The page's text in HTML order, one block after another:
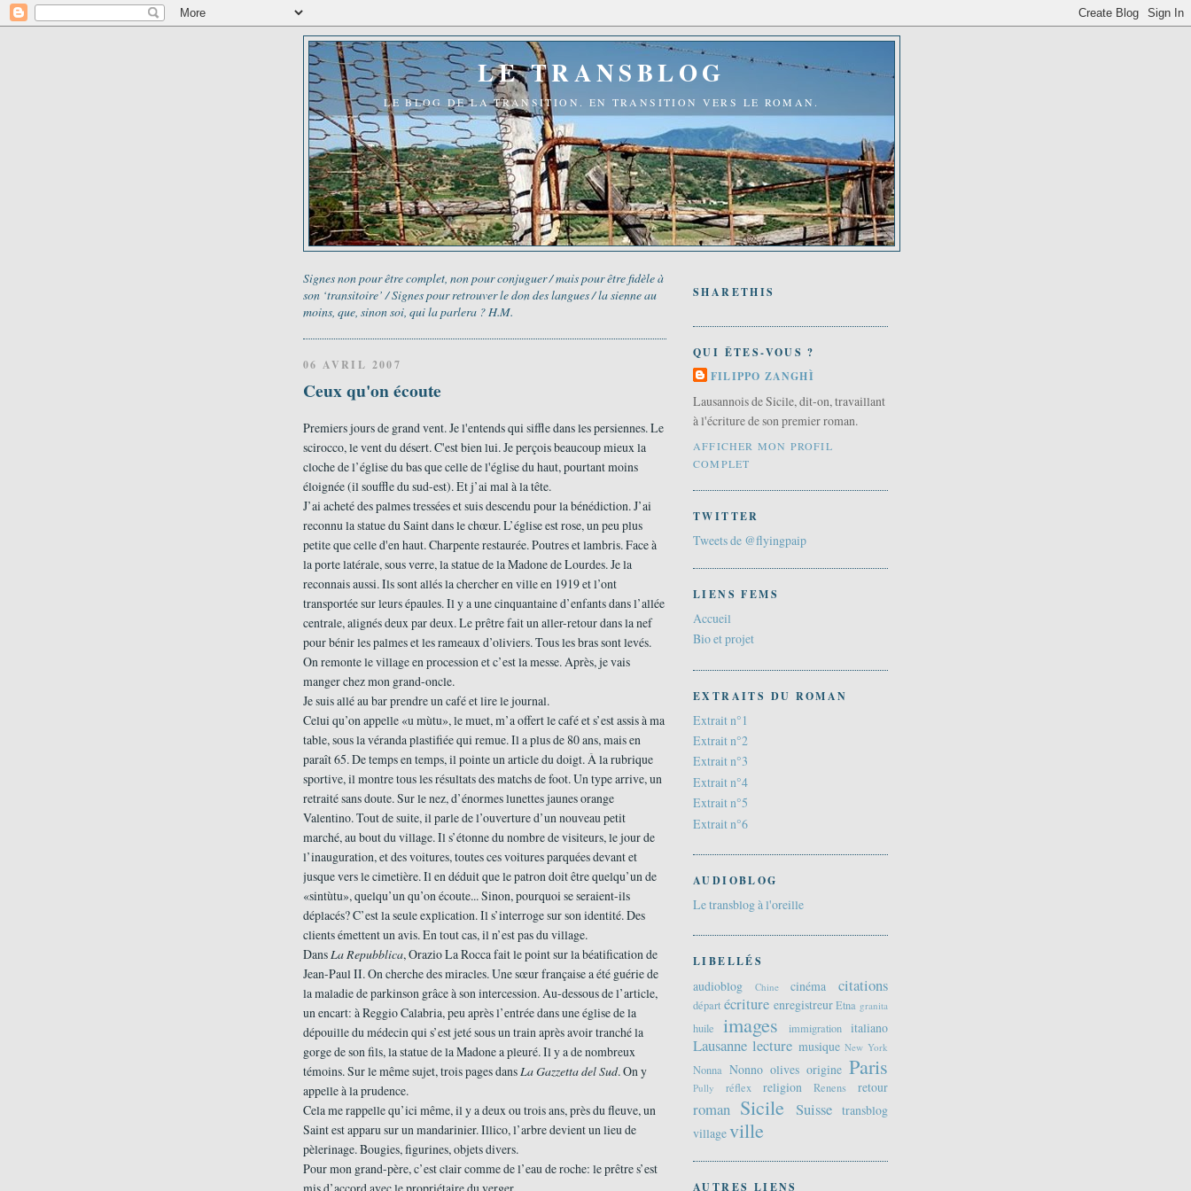
LE TRANSBLOG
LE BLOG DE LA TRANSITION. EN TRANSITION VERS LE ROMAN.
Signes non pour être complet, non pour conjuguer / mais pour être fidèle à
son ‘transitoire’ / Signes pour retrouver le don des langues / la sienne au
moins, que, sinon soi, qui la parlera ? H.M.
06 AVRIL 2007
Ceux qu'on écoute
Premiers jours de grand vent. Je l'entends qui siffle dans les persiennes. Le
scirocco, le vent du désert. C'est bien lui. Je perçois beaucoup mieux la
cloche de l’église du bas que celle de l'église du haut, pourtant moins
éloignée (il souffle du sud-est). Et j’ai mal à la tête.
J’ai acheté des palmes tressées et suis descendu pour la bénédiction. J’ai
reconnu la statue du Saint dans le chœur. L’église est rose, un peu plus
petite que celle d'en haut. Charpente restaurée. Poutres et lambris. Face à
la porte latérale, sous verre, la statue de la Madone de Lourdes. Je la
reconnais aussi. Ils sont allés la chercher en ville en 1919 et l’ont
transportée sur leurs épaules. Il y a une cinquantaine d’enfants dans l’allée
centrale, alignés deux par deux. Le prêtre fait un aller-retour dans la nef
pour bénir les palmes et les rameaux d’oliviers. Tous les bras sont levés.
On remonte le village en procession et c’est la messe. Après, je vais
manger chez mon grand-oncle.
Je suis allé au bar prendre un café et lire le journal.
Celui qu’on appelle «u mùtu», le muet, m’a offert le café et s’est assis à ma
table, sous la véranda plastifiée qui remue. Il a plus de 80 ans, mais en
paraît 65. De temps en temps, il pointe un article du doigt. À la rubrique
sportive, il montre tous les résultats des matchs de foot. Un type arrive, un
retraité sans doute. Sur le nez, d’énormes lunettes jaunes orange
Valentino. Tout de suite, il parle de l’ouverture d’un nouveau petit
marché, au bout du village. Il s’étonne du nombre de visiteurs, le jour de
l’inauguration, et des voitures, toutes ces voitures parquées devant et
jusque vers le cimetière. Il en déduit que le patron doit être quelqu’un de
«sintùtu», quelqu’un qu’on écoute... Sinon, pourquoi se seraient-ils
déplacés? C’est la seule explication. Il s’interroge sur son identité. Des
clients émettent un avis. En tout cas, il n’est pas du village.
Dans La Repubblica, Orazio La Rocca fait le point sur la béatification de
Jean-Paul II. On cherche des miracles. Une sœur française a été guérie de
la maladie de parkinson grâce à son intercession. Au-dessous de l’article,
un encart: à Reggio Calabria, peu après l’entrée dans une église de la
dépouille du médecin qui s’est jeté sous un train après avoir tranché la
gorge de son fils, la statue de la Madone a pleuré. Il y a de nombreux
témoins. Sur le même sujet, trois pages dans La Gazzetta del Sud. On y
appelle à la prudence.
Cela me rappelle qu’ici même, il y a deux ou trois ans, près du fleuve, un
Saint est apparu sur un mandarinier. Illico, l’arbre devient un lieu de
pèlerinage. Bougies, figurines, objets divers.
Pour mon grand-père, c’est clair comme de l’eau de roche: le prêtre s’est
mis d’accord avec le propriétaire du verger.
SHARETHIS
QUI ÊTES-VOUS ?
FILIPPO ZANGHÌ
Lausannois de Sicile, dit-on, travaillant
à l'écriture de son premier roman.
AFFICHER MON PROFIL
COMPLET
TWITTER
Tweets de @flyingpaip
LIENS FEMS
Accueil
Bio et projet
EXTRAITS DU ROMAN
Extrait n°1
Extrait n°2
Extrait n°3
Extrait n°4
Extrait n°5
Extrait n°6
AUDIOBLOG
Le transblog à l'oreille
LIBELLÉS
audioblog Chine cinéma citations
départ écriture enregistreur Etna granita
huile images immigration italiano
Lausanne lecture musique New York
Nonna Nonno olives origine Paris
Pully réflex religion Renens retour
roman Sicile Suisse transblog
villageville
AUTRES LIENS